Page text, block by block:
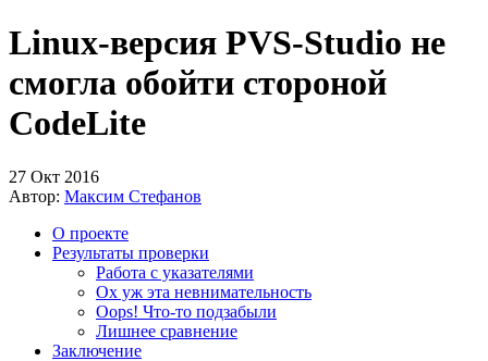
Linux-версия PVS-Studio не
смогла обойти стороной
CodeLite
27 Окт 2016
Автор: Максим Стефанов
О проекте
Результаты проверки
Работа с указателями
Ох уж эта невнимательность
Oops! Что-то подзабыли
Лишнее сравнение
Заключение